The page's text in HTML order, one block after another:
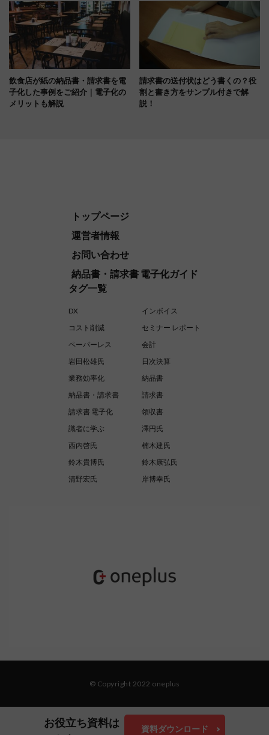
飲食店が紙の納品書・請求書を電
子化した事例をご紹介｜電子化の
メリットも解説
請求書の送付状はどう書くの？役
割と書き方をサンプル付きで解
説！
トップページ
運営者情報
お問い合わせ
納品書・請求書 電子化ガイド
タグ一覧
DX
インボイス
コスト削減
セミナー レポート
ペーパーレス
会計
岩田松雄氏
日次決算
業務効率化
納品書
納品書・請求書
請求書
請求書 電子化
領収書
識者に学ぶ
澤円氏
西内啓氏
楠木建氏
鈴木貴博氏
鈴木康弘氏
清野宏氏
岸博幸氏
お役立ち資料は
資料ダウンロード
© Copyright 2022 oneplus